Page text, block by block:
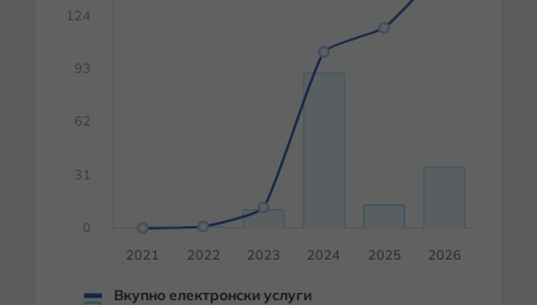
Вкупно електронски услуги